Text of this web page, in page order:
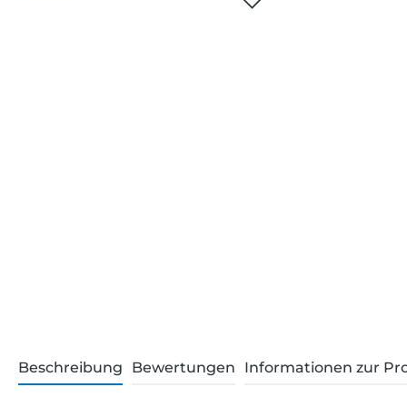
Beschreibung Bewertungen Informationen zur